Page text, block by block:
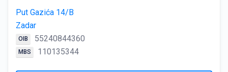
Put Gazića 14/B
Zadar
OIB 55240844360
MBS 110135344